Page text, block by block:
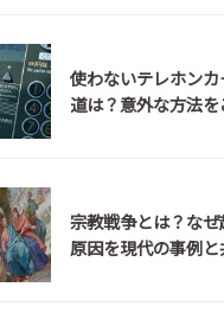
使わないテレホン
道は？意外な方法
宗教戦争とは？な
原因を現代の事例